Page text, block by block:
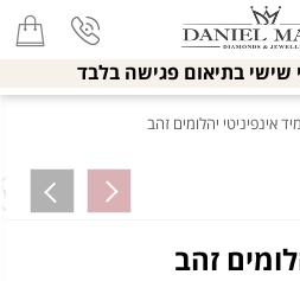
שישי בתיאום פגישה בלבד
אינפיניטי יהלומים זהב
זהב